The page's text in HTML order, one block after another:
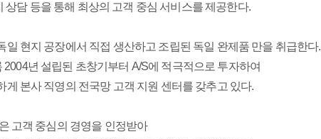
상담 등을 통해 최상의 고객 중심 서비스를 제공한다.
현지 공장에서 직접 생산하고 조립된 독일 완제품 만을 취급한다.
년 설립된 초창기부터 A/S에 적극적으로 투자하여
본사 직영의 전국망 고객 지원 센터를 갖추고 있다.
고객 중심의 경영을 인정받아